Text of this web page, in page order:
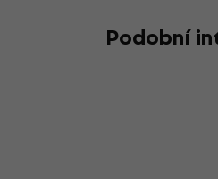
Podobní